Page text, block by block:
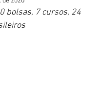
bolsas, 7 cursos, 24